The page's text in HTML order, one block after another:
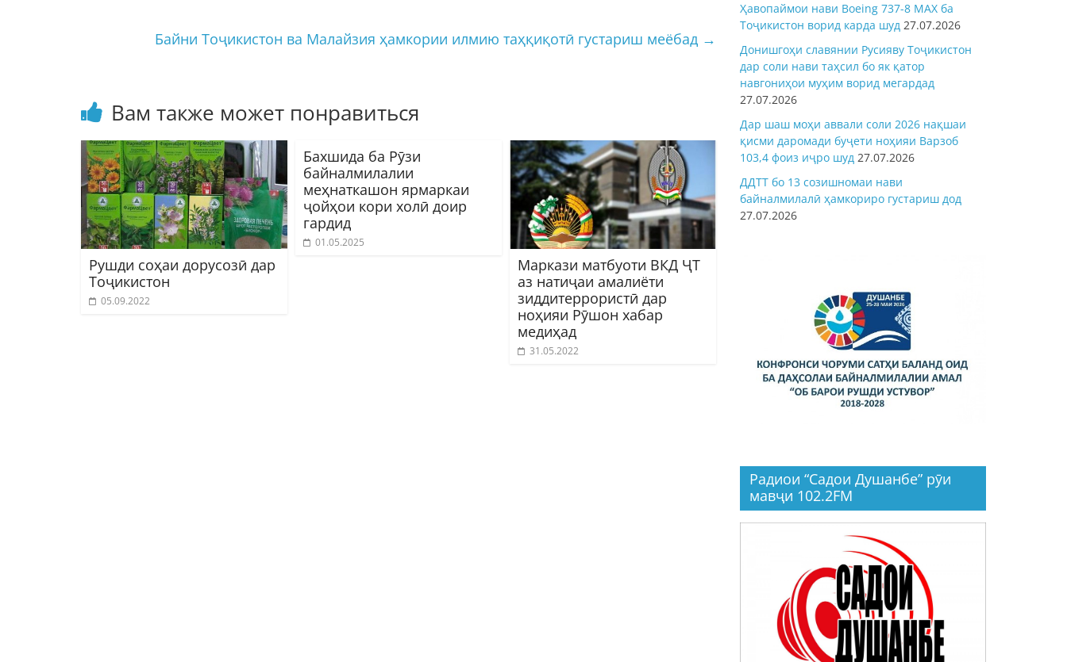
Байни Тоҷикистон ва Малайзия ҳамкории илмию таҳқиқотӣ густариш меёбад →
Вам также может понравиться
Рушди соҳаи дорусозӣ дар
Тоҷикистон
05.09.2022
Бахшида ба Рӯзи
байналмилалии
меҳнаткашон ярмаркаи
ҷойҳои кори холӣ доир
гардид
01.05.2025
Маркази матбуоти ВКД ҶТ
аз натиҷаи амалиёти
зиддитеррористӣ дар
ноҳияи Рӯшон хабар
медиҳад
31.05.2022
Ҳавопаймои нави Boeing 737-8 MAX ба
Тоҷикистон ворид карда шуд 27.07.2026
Донишгоҳи славянии Русияву Тоҷикистон
дар соли нави таҳсил бо як қатор
навгониҳои муҳим ворид мегардад
27.07.2026
Дар шаш моҳи аввали соли 2026 нақшаи
қисми даромади буҷети ноҳияи Варзоб
103,4 фоиз иҷро шуд 27.07.2026
ДДТТ бо 13 созишномаи нави
байналмилалӣ ҳамкориро густариш дод
27.07.2026
Радиои “Садои Душанбе” рӯи
мавҷи 102.2FM